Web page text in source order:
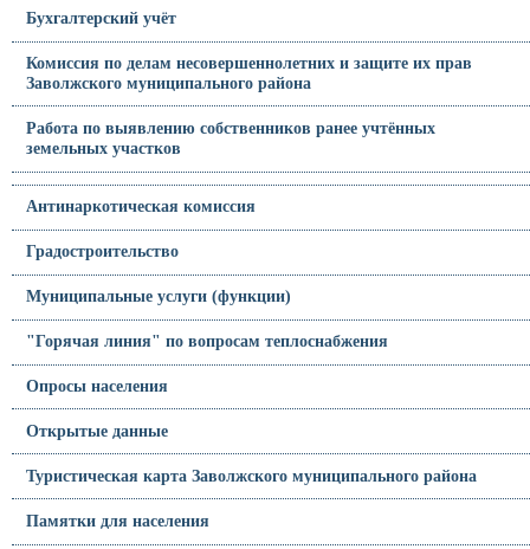
Бухгалтерский учёт
Комиссия по делам несовершеннолетних и защите их прав
Заволжского муниципального района
Работа по выявлению собственников ранее учтённых
земельных участков
Антинаркотическая комиссия
Градостроительство
Муниципальные услуги (функции)
"Горячая линия" по вопросам теплоснабжения
Опросы населения
Открытые данные
Туристическая карта Заволжского муниципального района
Памятки для населения